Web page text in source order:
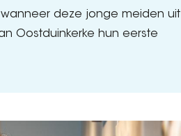
deze jonge meiden uit
Oostduinkerke hun eerste